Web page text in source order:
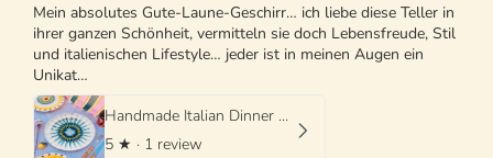
Mein absolutes Gute-Laune-Geschirr… ich liebe diese Teller in
ihrer ganzen Schönheit, vermitteln sie doch Lebensfreude, Stil
und italienischen Lifestyle… jeder ist in meinen Augen ein
Unikat…
Handmade Italian Dinner Plate 27 cm | Large Ceramic Plate
5 ★ · 1 review